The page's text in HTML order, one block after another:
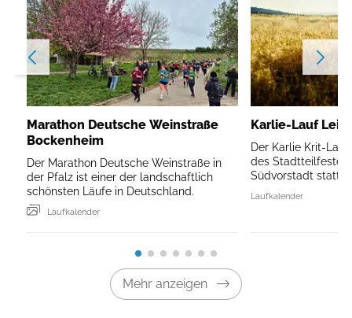
Marathon Deutsche Weinstraße
Bockenheim
Der Marathon Deutsche Weinstraße in
der Pfalz ist einer der landschaftlich
schönsten Läufe in Deutschland.
Laufkalender
Karlie-Lauf
Der Karlie Krit-
des Stadtteilfestes
Südvorstadt statt.
Laufkalender
Mehr anzeigen